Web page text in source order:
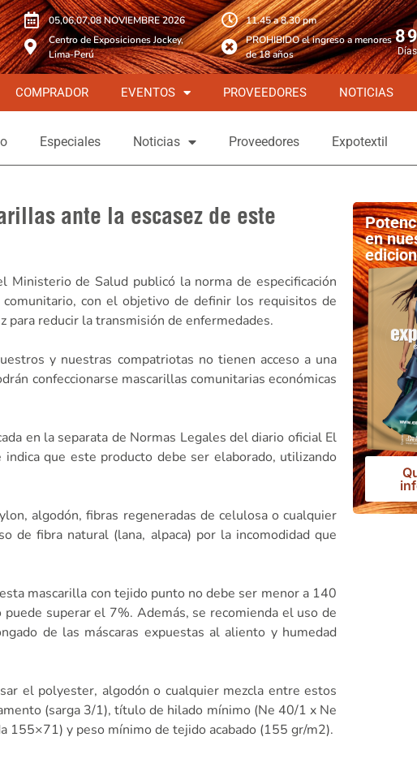
05,06,07,08 NOVIEMBRE 2026
Centro de Exposiciones Jockey,
Lima-Perú
11.45 a 8.30 pm
PROHIBIDO el ingreso a menores
de 18 años
Días
COMPRADOR EVENTOS PROVEEDORES NOTICIAS
Especiales Noticias Proveedores Expotextil
ante la escasez de este
Ministerio de Salud publicó la norma de especificación
con el objetivo de definir los requisitos de
para reducir la transmisión de enfermedades.
y nuestras compatriotas no tienen acceso a una
confeccionarse mascarillas comunitarias económicas
en la separata de Normas Legales del diario oficial El
que este producto debe ser elaborado, utilizando
algodón, fibras regeneradas de celulosa o cualquier
de fibra natural (lana, alpaca) por la incomodidad que
mascarilla con tejido punto no debe ser menor a 140
superar el 7%. Además, se recomienda el uso de
de las máscaras expuestas al aliento y humedad
el polyester, algodón o cualquier mezcla entre estos
(sarga 3/1), título de hilado mínimo (Ne 40/1 x Ne
155×71) y peso mínimo de tejido acabado (155 gr/m2).
en